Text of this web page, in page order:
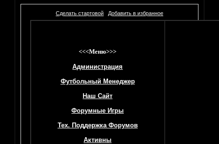
Сделать стартовой Добавить в избранное
<<<Меню>>>
Администрация
Футбольный Менеджер
Наш Сайт
Форумные Игры
Тех. Поддержка Форумов
Активны